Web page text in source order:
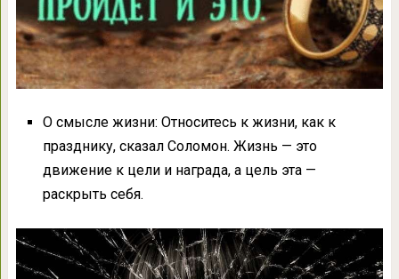
О смысле жизни: Относитесь к жизни, как к
празднику, сказал Соломон. Жизнь — это
движение к цели и награда, а цель эта —
раскрыть себя.